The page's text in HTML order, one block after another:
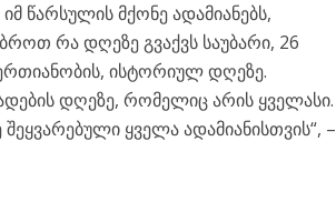
წარსულის მქონე ადამიანებს,
რა დღეზე გვაქვს საუბარი, 26
ისტორიულ დღეზე.
დღეზე, რომელიც არის ყველასი.
ყველა ადამიანისთვის“, –